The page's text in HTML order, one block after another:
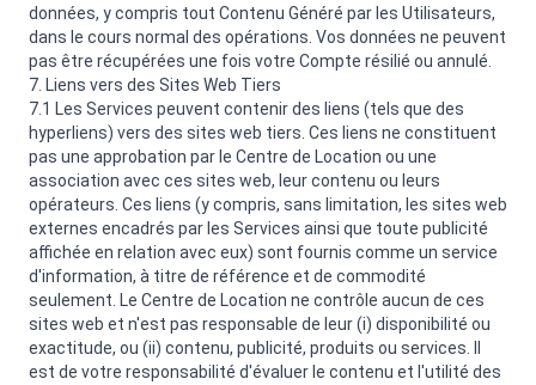
données, y compris tout Contenu Généré par les Utilisateurs,
dans le cours normal des opérations. Vos données ne peuvent
pas être récupérées une fois votre Compte résilié ou annulé.
7. Liens vers des Sites Web Tiers
7.1 Les Services peuvent contenir des liens (tels que des
hyperliens) vers des sites web tiers. Ces liens ne constituent
pas une approbation par le Centre de Location ou une
association avec ces sites web, leur contenu ou leurs
opérateurs. Ces liens (y compris, sans limitation, les sites web
externes encadrés par les Services ainsi que toute publicité
affichée en relation avec eux) sont fournis comme un service
d'information, à titre de référence et de commodité
seulement. Le Centre de Location ne contrôle aucun de ces
sites web et n'est pas responsable de leur (i) disponibilité ou
exactitude, ou (ii) contenu, publicité, produits ou services. Il
est de votre responsabilité d'évaluer le contenu et l'utilité des